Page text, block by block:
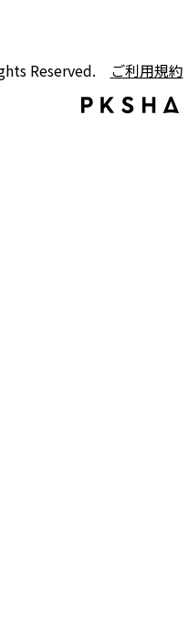
Reserved. ご利用規約